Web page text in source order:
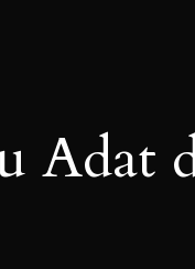
Adat